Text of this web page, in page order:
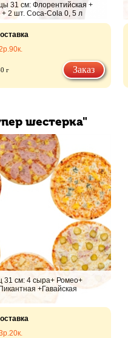
31 см: Флорентийская +
2 шт. Coca-Cola 0, 5 л
90к.
г Заказ
шестерка"
31 см: 4 сыра+ Ромео+
+Гавайская
20к.